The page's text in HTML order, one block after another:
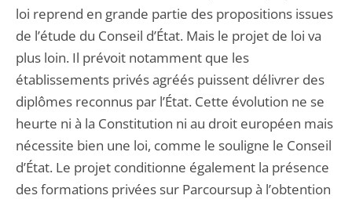
loi reprend en grande partie des propositions issues
de l’étude du Conseil d’État. Mais le projet de loi va
plus loin. Il prévoit notamment que les
établissements privés agréés puissent délivrer des
diplômes reconnus par l’État. Cette évolution ne se
heurte ni à la Constitution ni au droit européen mais
nécessite bien une loi, comme le souligne le Conseil
d’État. Le projet conditionne également la présence
des formations privées sur Parcoursup à l’obtention